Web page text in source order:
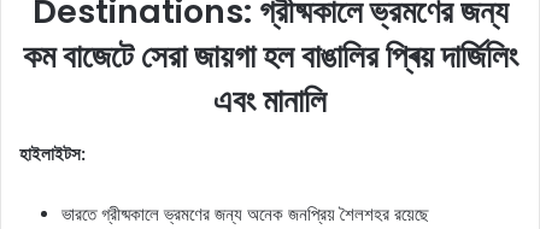
Destinations: গ্রীষ্মকালে ভ্রমণের জন্য
কম বাজেটে সেরা জায়গা হল বাঙালির প্ৰিয় দার্জিলিং
এবং মানালি
হাইলাইটস:
ভারতে গ্রীষ্মকালে ভ্রমণের জন্য অনেক জনপ্রিয় শৈলশহর রয়েছে